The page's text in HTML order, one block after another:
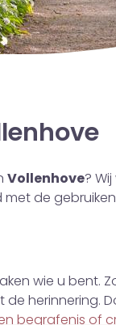
Vollenhove?
de
wie u bent.
herinnering.
begrafenis of